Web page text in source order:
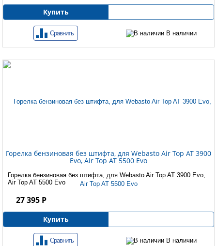
Купить
Сравнить В наличии
Горелка бензиновая без штифта, для Webasto Air Top AT 3900
Evo, Air Top AT 5500 Evo
Горелка бензиновая без штифта, для Webasto Air Top AT 3900 Evo,
Air Top AT 5500 Evo
27 395 Р
Купить
Сравнить В наличии